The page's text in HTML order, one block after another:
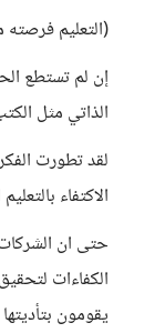
(التعليم فرصته
إن لم تستطع
الذاتي مثل
لقد تطورت
الاكتفاء
حتى ان
الكفاءات
يقومون بتأديتها